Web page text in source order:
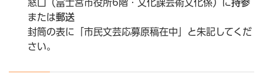
窓口（富士宮市役所6階・文化課芸術文化係）に持参
または郵送
封筒の表に「市民文芸応募原稿在中」と朱記してくだ
さい。